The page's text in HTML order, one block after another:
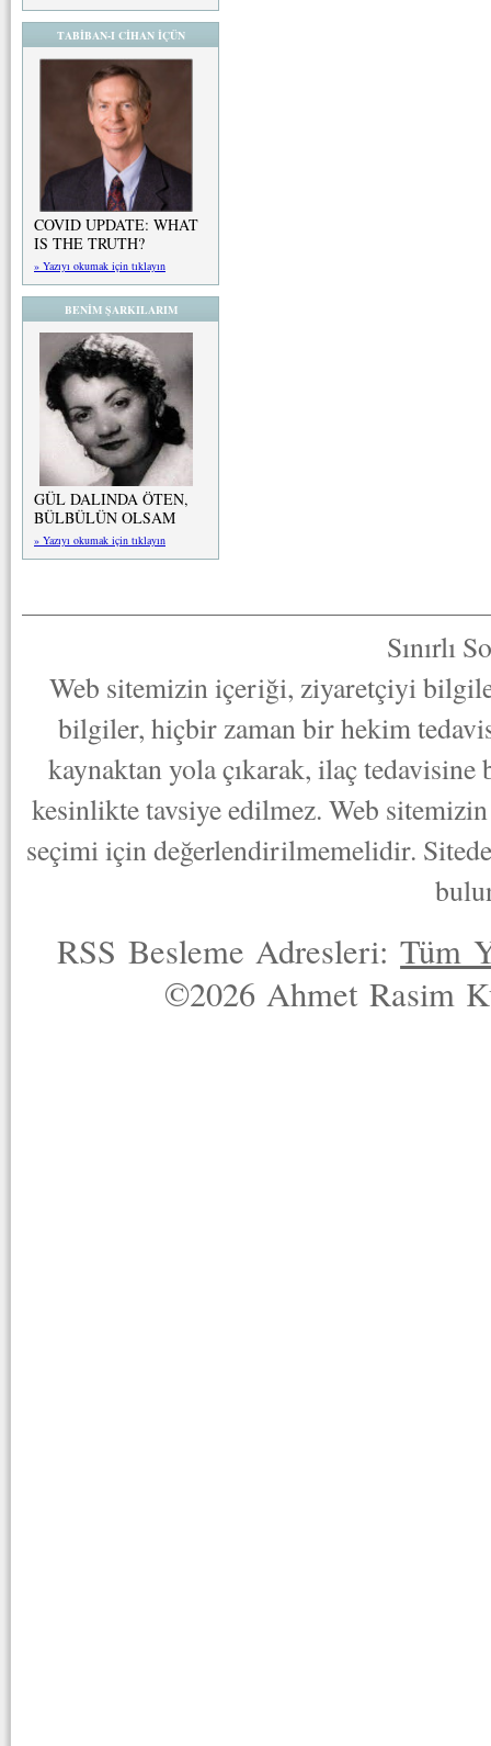
TABİBAN-I CİHAN İÇÜN
COVID UPDATE: WHAT
IS THE TRUTH?
» Yazıyı okumak için tıklayın
BENİM ŞARKILARIM
GÜL DALINDA ÖTEN,
BÜLBÜLÜN OLSAM
» Yazıyı okumak için tıklayın
Sınırlı
Web sitemizin içeriği, ziyaretçiyi
bilgiler, hiçbir zaman bir hekim
kaynaktan yola çıkarak, ilaç
kesinlikte tavsiye edilmez. Web
seçimi için değerlendirilmemelidir.
RSS Besleme Adresleri:Tüm
©2026 Ahmet Rasim